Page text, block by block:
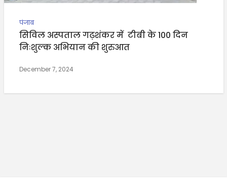
पंजाब
सिविल अस्पताल गढ़शंकर में टीबी के 100 दिन
निःशुल्क अभियान की शुरुआत
December 7, 2024